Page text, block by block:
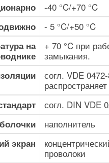
-40 °C/+70 °C
- 5 °C/+50 °C
на
+ 70 °C при
замыкания.
согл. VDE
согл. DIN VDE
наполнитель
экран
проволоки